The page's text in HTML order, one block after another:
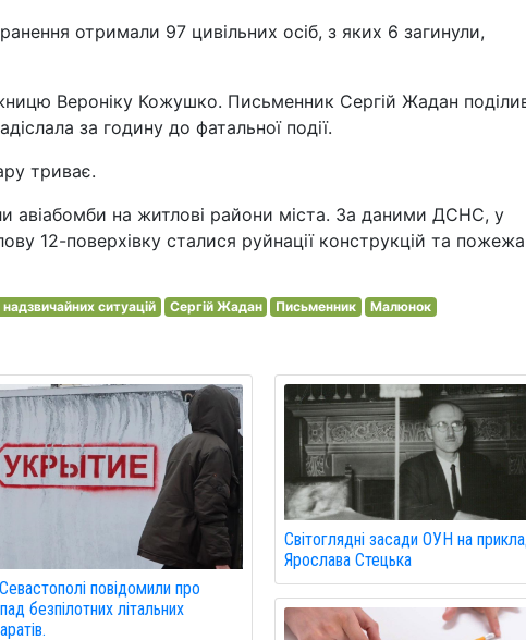
отримали 97 цивільних осіб, з яких 6 загинули,
Вероніку Кожушко. Письменник Сергій Жадан
за годину до фатальної події.
триває.
авіабомби на житлові райони міста. За даними ДСНС, у
12-поверхівку сталися руйнації конструкцій та пожежа
ситуацій Сергій Жадан Письменник Малюнок
повідомили про
безпілотних літальних
Світоглядні засади ОУН на
Ярослава Стецька